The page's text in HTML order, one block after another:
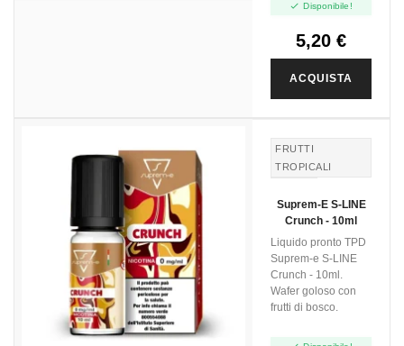
 Disponibile!
5,20 €
ACQUISTA
FRUTTI
TROPICALI
Suprem-E S-LINE
Crunch - 10ml
Liquido pronto TPD
Suprem-e S-LINE
Crunch - 10ml.
Wafer goloso con
frutti di bosco.